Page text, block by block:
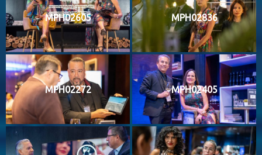
MPH02605 MPH02836
MPH02272 MPH02405